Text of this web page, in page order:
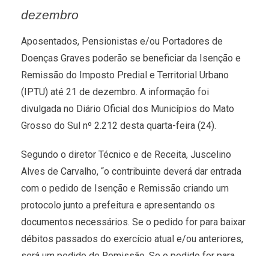
dezembro
Aposentados, Pensionistas e/ou Portadores de
Doenças Graves poderão se beneficiar da Isenção e
Remissão do Imposto Predial e Territorial Urbano
(IPTU) até 21 de dezembro. A informação foi
divulgada no Diário Oficial dos Municípios do Mato
Grosso do Sul nº 2.212 desta quarta-feira (24).
Segundo o diretor Técnico e de Receita, Juscelino
Alves de Carvalho, “o contribuinte deverá dar entrada
com o pedido de Isenção e Remissão criando um
protocolo junto a prefeitura e apresentando os
documentos necessários. Se o pedido for para baixar
débitos passados do exercício atual e/ou anteriores,